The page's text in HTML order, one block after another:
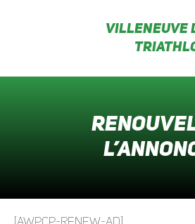
Villeneuve